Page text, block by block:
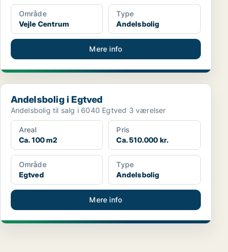
Område
Vejle Centrum
Type
Andelsbolig
Mere info
Andelsbolig i Egtved
Andelsbolig i Egtved
Andelsbolig til salg i 6040 Egtved 3 værelser
Areal
Ca. 100 m2
Pris
Ca. 510.000 kr.
Område
Egtved
Type
Andelsbolig
Mere info